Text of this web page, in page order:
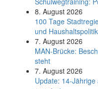
8. August 2026
100 Tage
und Haushaltspolitik
7. August 2026
MAN-Brücke:
steht
7. August 2026
Update: 14-